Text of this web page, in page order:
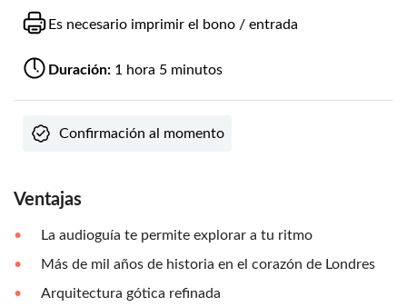
Es necesario imprimir el bono / entrada
Duración: 1 hora 5 minutos
Confirmación al momento
Ventajas
La audioguía te permite explorar a tu ritmo
Más de mil años de historia en el corazón de Londres
Arquitectura gótica refinada